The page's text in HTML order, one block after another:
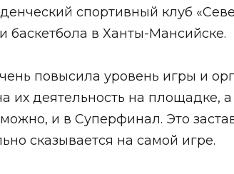
спортивный клуб
баскетбола в Ханты-Мансийске.
повысила уровень игры и
деятельность на площадке,
и в Суперфинал. Это
сказывается на самой игре.